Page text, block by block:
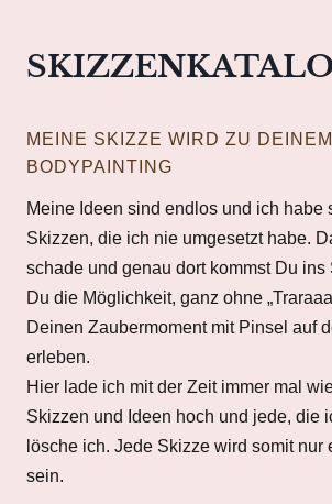
MEINE SKIZZE WIRD ZU DEINEM
BODYPAINTING
Meine Ideen sind endlos und ich habe
Skizzen, die ich nie umgesetzt habe.
schade und genau dort kommst Du ins
Du die Möglichkeit, ganz ohne
Deinen Zaubermoment mit Pinsel auf
erleben.
Hier lade ich mit der Zeit immer mal
Skizzen und Ideen hoch und jede, die
lösche ich. Jede Skizze wird somit nur
sein.